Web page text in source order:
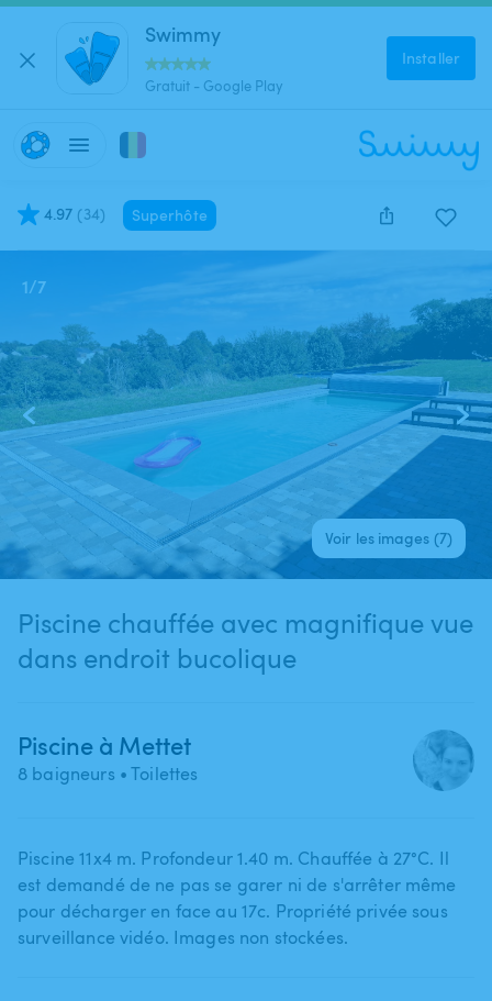
Swimmy
Gratuit - Google Play
Installer
4.97 (34) Superhôte
1/7
Voir les images (7)
Piscine chauffée avec magnifique vue
dans endroit bucolique
Piscine à Mettet
8 baigneurs • Toilettes
Piscine 11x4 m. Profondeur 1.40 m. Chauffée à 27°C. Il
est demandé de ne pas se garer ni de s'arrêter même
pour décharger en face au 17c. Propriété privée sous
surveillance vidéo. Images non stockées.